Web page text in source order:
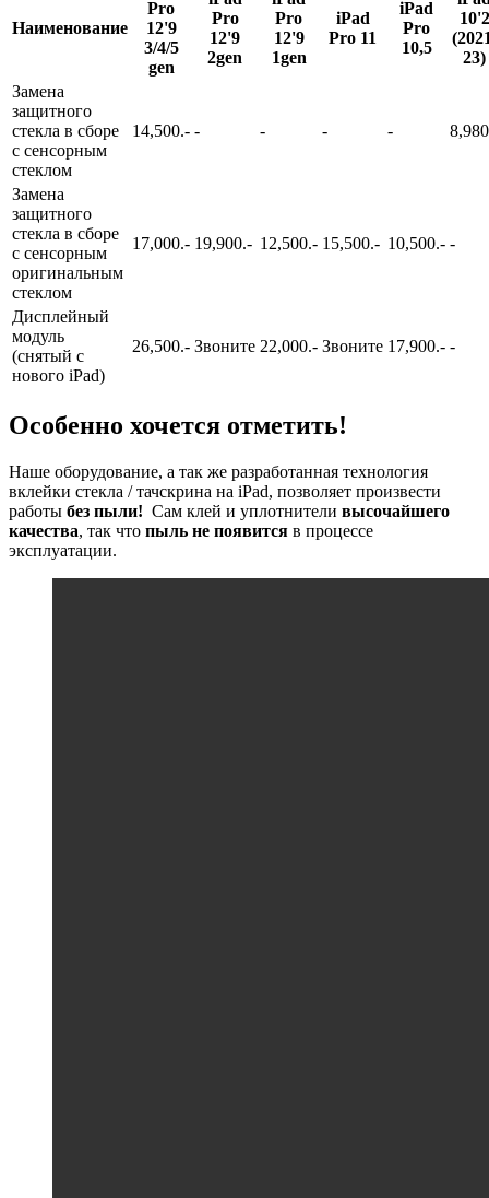
Наименование
Pro
12'9
3/4/5
gen
Pro
12'9
2gen
Pro
12'9
1gen
iPad
Pro 11
iPad
Pro
10,5
10'2
23)
Замена
защитного
стекла в сборе
с сенсорным
стеклом
14,500.- - - - -
Замена
защитного
стекла в сборе
с сенсорным
оригинальным
стеклом
17,000.- 19,900.- 12,500.- 15,500.- 10,500.- -
Дисплейный
модуль
(снятый с
нового iPad)
26,500.- Звоните 22,000.- Звоните 17,900.- -
Особенно хочется отметить!
Наше оборудование, а так же разработанная технология
вклейки стекла / тачскрина на iPad, позволяет произвести
работы без пыли! Сам клей и уплотнители высочайшего
качества, так что пыль не появится в процессе
эксплуатации.